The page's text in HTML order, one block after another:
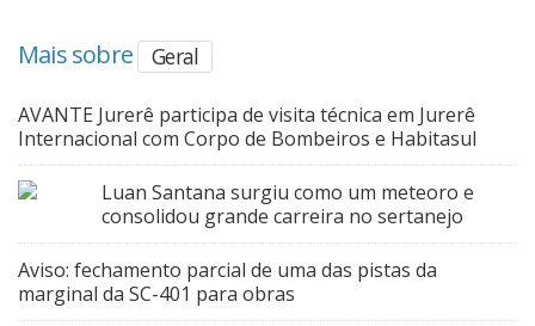
Mais sobre Geral
AVANTE Jurerê participa de visita técnica em Jurerê
Internacional com Corpo de Bombeiros e Habitasul
Luan Santana surgiu como um meteoro e
consolidou grande carreira no sertanejo
Aviso: fechamento parcial de uma das pistas da
marginal da SC-401 para obras